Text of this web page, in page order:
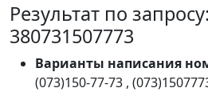
Результат по
380731507773
Варианты написания
(073)150-77-73 ,